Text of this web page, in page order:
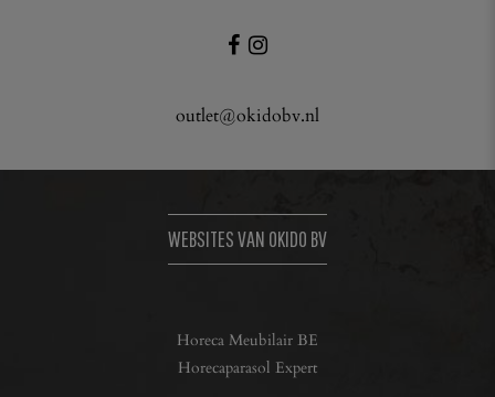
outlet@okidobv.nl
WEBSITES VAN OKIDO BV
Horeca Meubilair BE
Horecaparasol Expert